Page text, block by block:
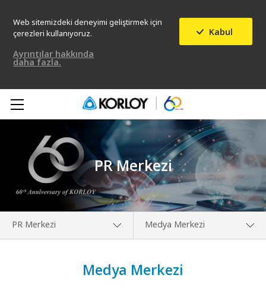
Web sitemizdeki deneyimi geliştirmek için
çerezleri kullanıyoruz.
Kabul
Ayrıntılar hakkında
daha fazla.
PR Merkezi
PR Merkezi Medya Merkezi
Medya Merkezi
Medya Merkezi